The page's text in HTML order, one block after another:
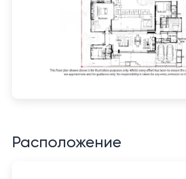
Расположение